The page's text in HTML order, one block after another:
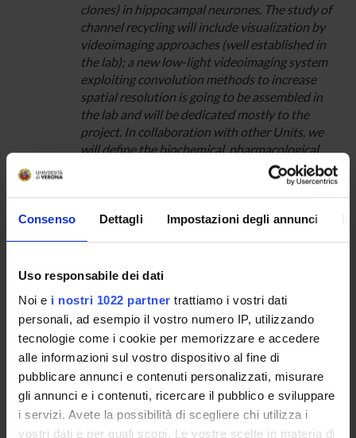
Consenso Dettagli Impostazioni degli annunci
Uso responsabile dei dati
Noi e i nostri 1022 partner trattiamo i vostri dati
personali, ad esempio il vostro numero IP, utilizzando
tecnologie come i cookie per memorizzare e accedere
alle informazioni sul vostro dispositivo al fine di
pubblicare annunci e contenuti personalizzati, misurare
gli annunci e i contenuti, ricercare il pubblico e sviluppare
i servizi. Avete la possibilità di scegliere chi utilizza i
vostri dati e per quali scopi. Le vostre scelte in materia di
clones) in hippocampal neurones. The study of
channel recycling will include visualization by
videoimaging approaches (well established in
the lab); a new low-light videoimaging system
exploiting convolution methods to increase
spatial resolution is going to be assembled in
the lab and will be dedicated mostly to the
project. In collaboration with other Units, we
will define the biochemical, pharmacological
and functional properties of the compartment
hosting the intracellular pool of SK(3) channels
and responsible for the channel regulated
insertion on the cell surface.
For this aim the Unit will produce constructs of
mutated/deleted). The probes will be
transfected in hippocampal neurons and their
role in the exo-endocytotyc activity measured
by fluorescent approaches in use by Units 1
and 4.